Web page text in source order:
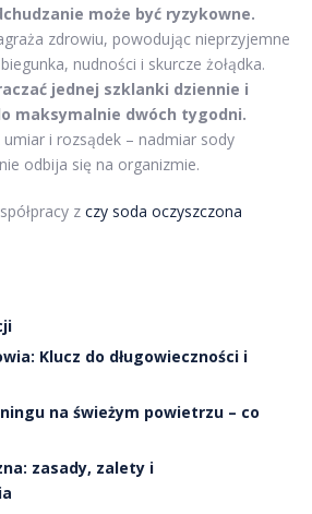
może być ryzykowne.
zdrowiu, powodując nieprzyjemne
nudności i skurcze żołądka.
jednej szklanki dziennie i
maksymalnie dwóch tygodni.
i rozsądek – nadmiar sody
odbija się na organizmie.
z czy soda oczyszczona
Klucz do długowieczności i
na świeżym powietrzu – co
zasady, zalety i